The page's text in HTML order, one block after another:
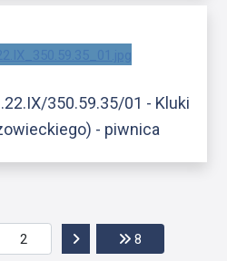
350.59.35/01 - Kluki
- piwnica
strony
do poprzedniej strony
Przejdź do następnej
8